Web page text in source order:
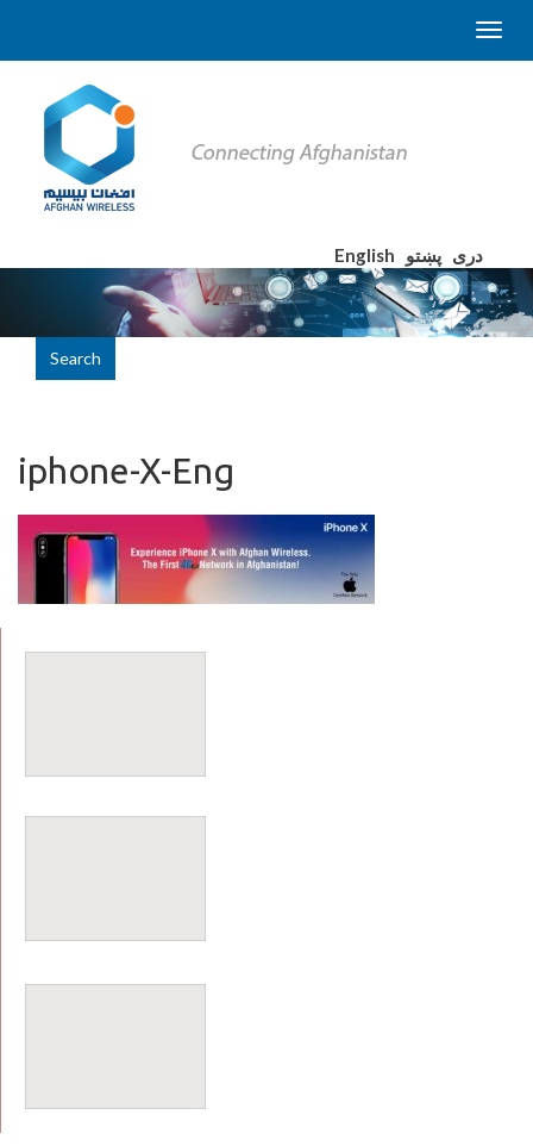
English دری پښتو
Search
iphone-X-Eng